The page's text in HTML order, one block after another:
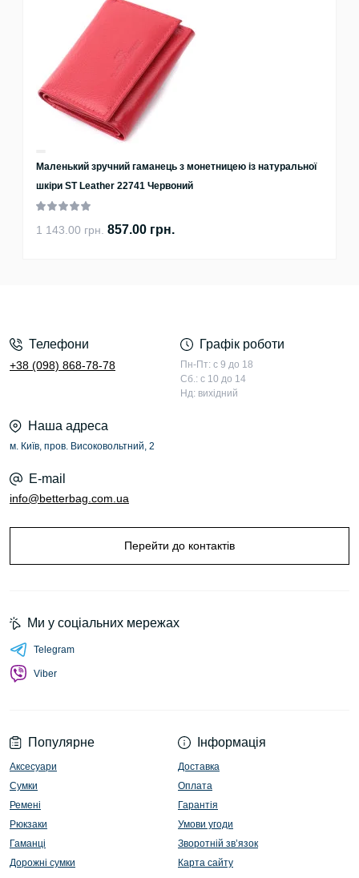
Маленький зручний гаманець з монетницею із натуральної
шкіри ST Leather 22741 Червоний
1 143.00 грн. 857.00 грн.
Телефони
+38 (098) 868-78-78
Графік роботи
Пн-Пт: с 9 до 18
Сб.: с 10 до 14
Нд: вихідний
Наша адреса
м. Київ, пров. Високовольтний, 2
E-mail
info@betterbag.com.ua
Перейти до контактів
Популярне
Аксесуари
Сумки
Ремені
Рюкзаки
Гаманці
Дорожні сумки
Інформація
Доставка
Оплата
Гарантія
Умови угоди
Зворотній зв’язок
Карта сайту
Ми у соціальних мережах
Telegram
Viber